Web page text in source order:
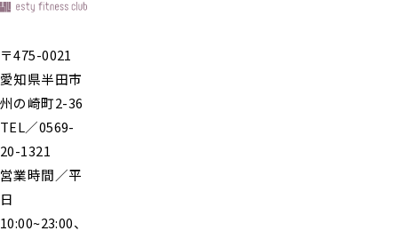
〒475-0021
愛知県半田市
州の崎町2-36
TEL／0569-
20-1321
営業時間／平
日
10:00~23:00、